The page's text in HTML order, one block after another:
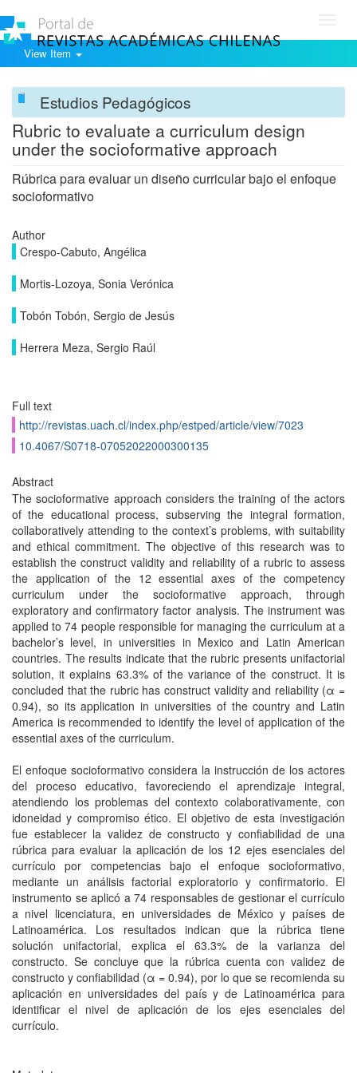
View Item
Estudios Pedagógicos
Rubric to evaluate a curriculum design
under the socioformative approach
Rúbrica para evaluar un diseño curricular bajo el enfoque
socioformativo
Author
Crespo-Cabuto, Angélica
Mortis-Lozoya, Sonia Verónica
Tobón Tobón, Sergio de Jesús
Herrera Meza, Sergio Raúl
Full text
http://revistas.uach.cl/index.php/estped/article/view/7023
10.4067/S0718-07052022000300135
Abstract
The socioformative approach considers the training of the actors
of the educational process, subserving the integral formation,
collaboratively attending to the context’s problems, with suitability
and ethical commitment. The objective of this research was to
establish the construct validity and reliability of a rubric to assess
the application of the 12 essential axes of the competency
curriculum under the socioformative approach, through
exploratory and confirmatory factor analysis. The instrument was
applied to 74 people responsible for managing the curriculum at a
bachelor’s level, in universities in Mexico and Latin American
countries. The results indicate that the rubric presents unifactorial
solution, it explains 63.3% of the variance of the construct. It is
concluded that the rubric has construct validity and reliability (α =
0.94), so its application in universities of the country and Latin
America is recommended to identify the level of application of the
essential axes of the curriculum.
El enfoque socioformativo considera la instrucción de los actores
del proceso educativo, favoreciendo el aprendizaje integral,
atendiendo los problemas del contexto colaborativamente, con
idoneidad y compromiso ético. El objetivo de esta investigación
fue establecer la validez de constructo y confiabilidad de una
rúbrica para evaluar la aplicación de los 12 ejes esenciales del
currículo por competencias bajo el enfoque socioformativo,
mediante un análisis factorial exploratorio y confirmatorio. El
instrumento se aplicó a 74 responsables de gestionar el currículo
a nivel licenciatura, en universidades de México y países de
Latinoamérica. Los resultados indican que la rúbrica tiene
solución unifactorial, explica el 63.3% de la varianza del
constructo. Se concluye que la rúbrica cuenta con validez de
constructo y confiabilidad (α = 0.94), por lo que se recomienda su
aplicación en universidades del país y de Latinoamérica para
identificar el nivel de aplicación de los ejes esenciales del
currículo.